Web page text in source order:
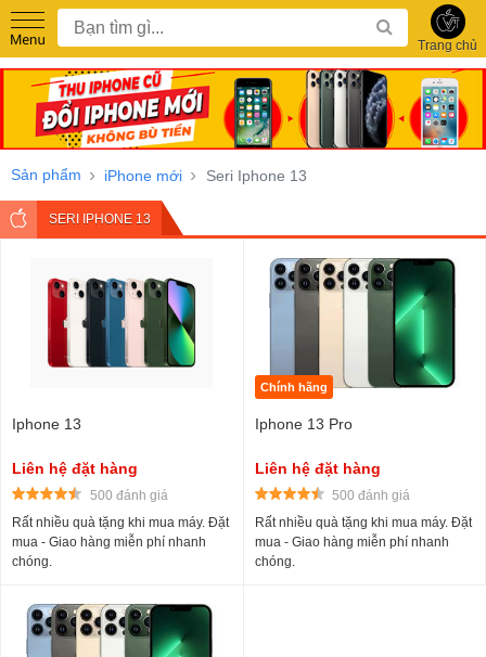
Trang chủ
Sản phẩm iPhone mới Seri Iphone 13
SERI IPHONE 13
Iphone 13
Liên hệ đặt hàng
500 đánh giá
Rất nhiều quà tặng khi mua máy. Đặt
mua - Giao hàng miễn phí nhanh
chóng.
Chính hãng
Iphone 13 Pro
Liên hệ đặt hàng
500 đánh giá
Rất nhiều quà tặng khi mua máy. Đặt
mua - Giao hàng miễn phí nhanh
chóng.